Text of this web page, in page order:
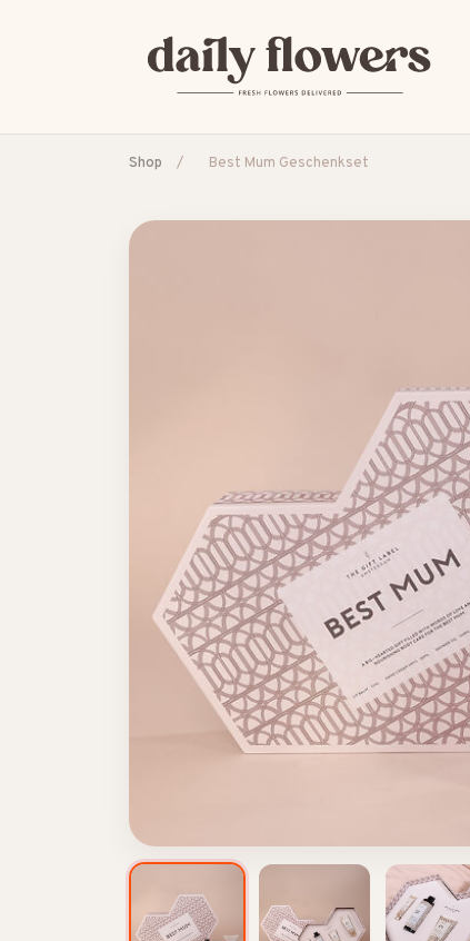
Shop / Best Mum Geschenkset